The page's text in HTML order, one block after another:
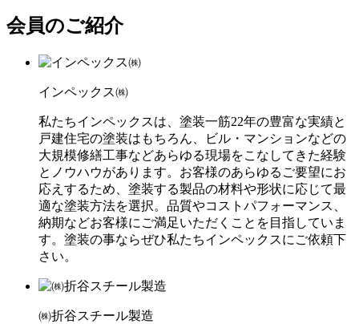
会員のご紹介
インペックス㈱
私たちインペックスは、塗装一筋22年の豊富な実績と
戸建住宅の塗装はもちろん、ビル・マンションなどの
大規模修繕工事などあらゆる現場をこなしてきた経験
とノウハウがあります。お客様のあらゆるご要望にお
応えするため、塗装する製品の材料や形状に応じて最
適な塗装方法を選択。品質やコストパフォーマンス、
納期などお客様にご満足いただくことを目指していま
す。塗装の事ならぜひ私たちインペックスにご依頼下
さい。
㈱折谷スチール製造